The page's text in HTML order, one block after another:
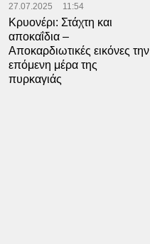
27.07.2025 11:54
Κρυονέρι: Στάχτη και
αποκαΐδια –
Αποκαρδιωτικές εικόνες την
επόμενη μέρα της
πυρκαγιάς